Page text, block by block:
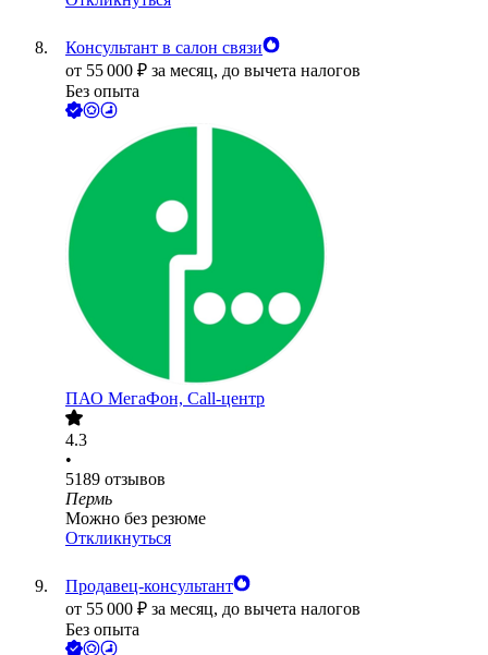
Консультант в салон связи
от 55 000 ₽ за месяц, до вычета налогов
Без опыта
ПАО МегаФон, Call-центр
4.3
•
5189 отзывов
Пермь
Можно без резюме
Откликнуться
Продавец-консультант
от 55 000 ₽ за месяц, до вычета налогов
Без опыта